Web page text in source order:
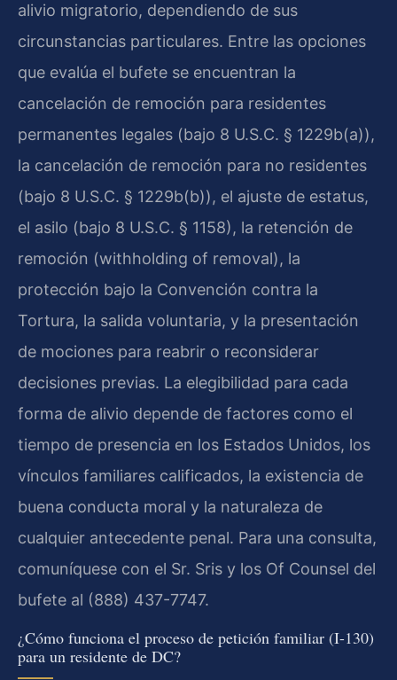
alivio migratorio, dependiendo de sus
circunstancias particulares. Entre las opciones
que evalúa el bufete se encuentran la
cancelación de remoción para residentes
permanentes legales (bajo 8 U.S.C. § 1229b(a)),
la cancelación de remoción para no residentes
(bajo 8 U.S.C. § 1229b(b)), el ajuste de estatus,
el asilo (bajo 8 U.S.C. § 1158), la retención de
remoción (withholding of removal), la
protección bajo la Convención contra la
Tortura, la salida voluntaria, y la presentación
de mociones para reabrir o reconsiderar
decisiones previas. La elegibilidad para cada
forma de alivio depende de factores como el
tiempo de presencia en los Estados Unidos, los
vínculos familiares calificados, la existencia de
buena conducta moral y la naturaleza de
cualquier antecedente penal. Para una consulta,
comuníquese con el Sr. Sris y los Of Counsel del
bufete al (888) 437-7747.
¿Cómo funciona el proceso de petición familiar (I-130)
para un residente de DC?